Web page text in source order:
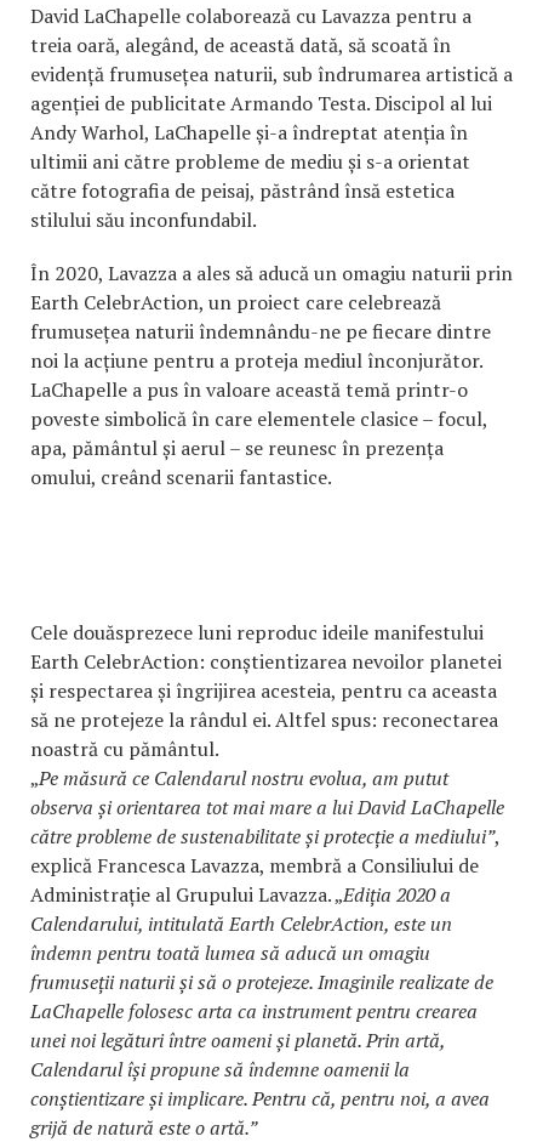
David LaChapelle colaborează cu Lavazza pentru a
treia oară, alegând, de această dată, să scoată în
evidență frumusețea naturii, sub îndrumarea artistică a
agenției de publicitate Armando Testa. Discipol al lui
Andy Warhol, LaChapelle și-a îndreptat atenția în
ultimii ani către probleme de mediu și s-a orientat
către fotografia de peisaj, păstrând însă estetica
stilului său inconfundabil.
În 2020, Lavazza a ales să aducă un omagiu naturii prin
Earth CelebrAction, un proiect care celebrează
frumusețea naturii îndemnându-ne pe fiecare dintre
noi la acțiune pentru a proteja mediul înconjurător.
LaChapelle a pus în valoare această temă printr-o
poveste simbolică în care elementele clasice – focul,
apa, pământul și aerul – se reunesc în prezența
omului, creând scenarii fantastice.
Cele douăsprezece luni reproduc ideile manifestului
Earth CelebrAction: conștientizarea nevoilor planetei
și respectarea și îngrijirea acesteia, pentru ca aceasta
să ne protejeze la rândul ei. Altfel spus: reconectarea
noastră cu pământul.
„Pe măsură ce Calendarul nostru evolua, am putut
observa și orientarea tot mai mare a lui David LaChapelle
către probleme de sustenabilitate și protecție a mediului”,
explică Francesca Lavazza, membră a Consiliului de
Administrație al Grupului Lavazza. „Ediția 2020 a
Calendarului, intitulată Earth CelebrAction, este un
îndemn pentru toată lumea să aducă un omagiu
frumuseții naturii și să o protejeze. Imaginile realizate de
LaChapelle folosesc arta ca instrument pentru crearea
unei noi legături între oameni și planetă. Prin artă,
Calendarul își propune să îndemne oamenii la
conștientizare și implicare. Pentru că, pentru noi, a avea
grijă de natură este o artă.”